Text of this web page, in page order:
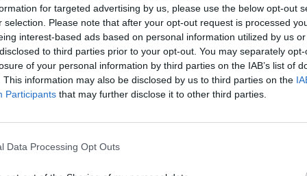
for targeted advertising by us, please use the below opt-out
selection. Please note that after your opt-out request is processed
interest-based ads based on personal information utilized by us
to third parties prior to your opt-out. You may separately
of your personal information by third parties on the IAB’s list of
This information may also be disclosed by us to third parties on the
Participants that may further disclose it to other third parties.
Data Processing Opt Outs
ο Σάσα Βεζένκοφ, ο Εβάν
Ντόρσεϊ, ο πρώτος ριμπάουντερ της
ο MVP του ημιτελικού Άλεκ Πίτερς, ο
Ουόρντ, Ταϊρίκ Τζόουνς, Ντόντα Χολ,
συγκροτούν ένα σύνολο με ποιότητα,
του ημιτελικού — Γιαννούλης